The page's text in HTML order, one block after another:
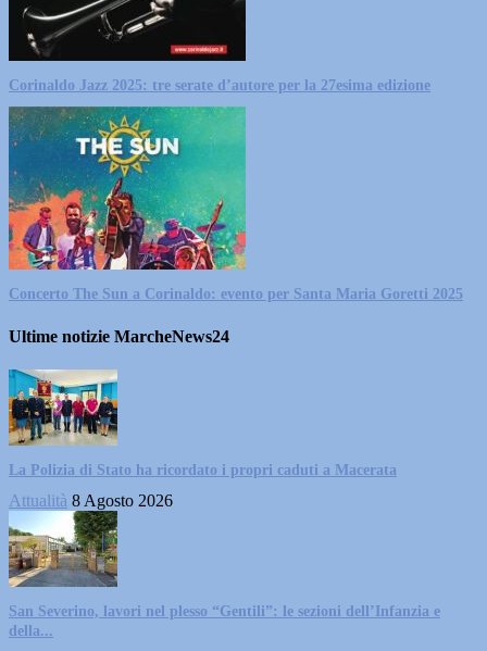
Corinaldo Jazz 2025: tre serate d’autore per la 27esima edizione
Concerto The Sun a Corinaldo: evento per Santa Maria Goretti 2025
Ultime notizie MarcheNews24
La Polizia di Stato ha ricordato i propri caduti a Macerata
Attualità 8 Agosto 2026
San Severino, lavori nel plesso “Gentili”: le sezioni dell’Infanzia e
della...